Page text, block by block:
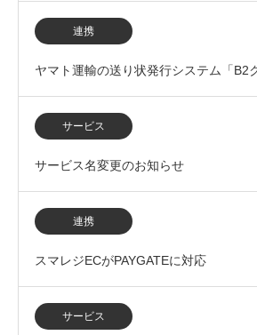
フェア 東京 2026に出展いたします
連携
ヤマト運輸の送り状発行システム「B2
を開始サービス
サービス名変更のお知らせ
連携
スマレジECがPAYGATEに対応
サービス